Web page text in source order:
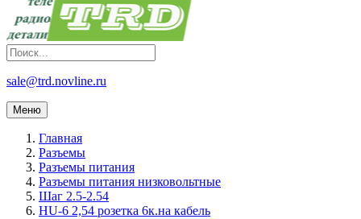
sale@trd.novline.ru
Меню
Главная
Разъемы
Разъемы питания
Разъемы питания низковольтные
Шаг 2.5-2.54
HU-6 2,54 розетка 6к.на кабель